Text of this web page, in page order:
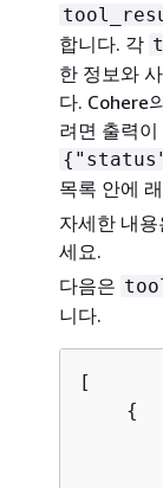
합니다. 각
한 정보와
다. Cohere
려면 출력
{
목록 안에
자세한 내
세요.
다음은
니다.
[
{